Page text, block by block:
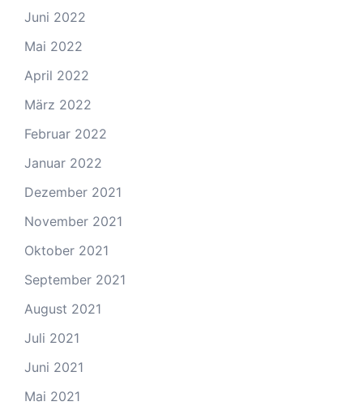
Juni 2022
Mai 2022
April 2022
März 2022
Februar 2022
Januar 2022
Dezember 2021
November 2021
Oktober 2021
September 2021
August 2021
Juli 2021
Juni 2021
Mai 2021